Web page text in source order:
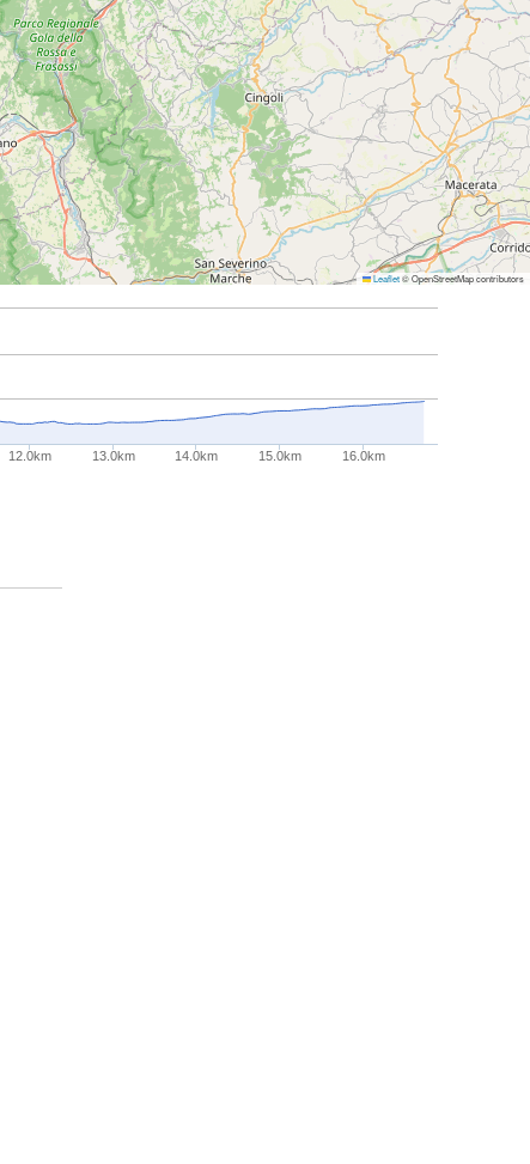
Leaflet© OpenStreetMap contributors
12.0km 13.0km 14.0km 15.0km 16.0km